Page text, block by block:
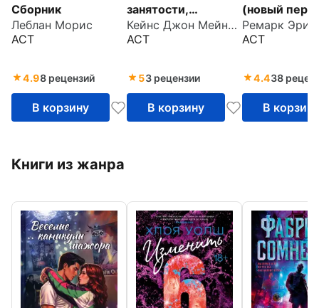
Сборник
Леблан Морис
АСТ
4.98 рецензий
В корзину
занятости,
процента и денегКейнс Джон Мейнард
АСТ
53 рецензии
В корзину
(новый
Ремарк
АСТ
4.438
В корзину
Книги из жанра